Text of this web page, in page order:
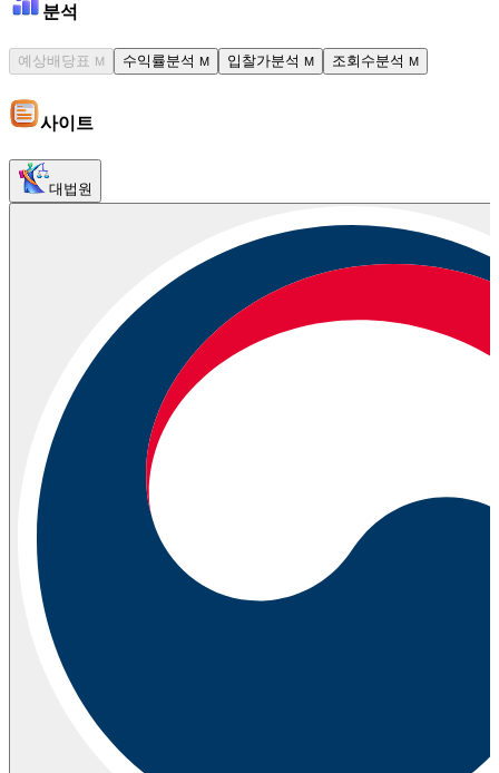
분석
예상배당표 M 수익률분석 M 입찰가분석 M 조회수분석 M
사이트
대법원